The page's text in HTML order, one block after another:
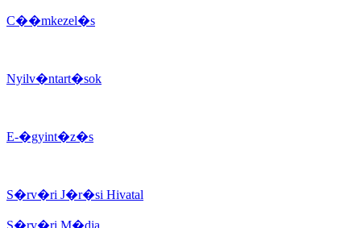
C��mkezel�s
Nyilv�ntart�sok
E-�gyint�z�s
S�rv�ri J�r�si Hivatal
S�rv�ri M�dia